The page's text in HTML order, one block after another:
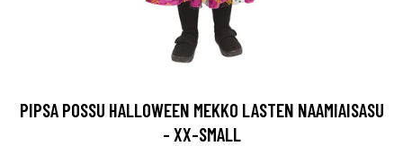
PIPSA POSSU HALLOWEEN MEKKO LASTEN NAAMIAISASU
- XX-SMALL